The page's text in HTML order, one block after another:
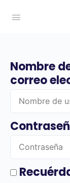
Nombre
correo